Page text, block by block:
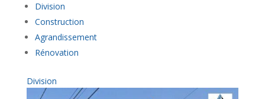
Division
Construction
Agrandissement
Rénovation
Division